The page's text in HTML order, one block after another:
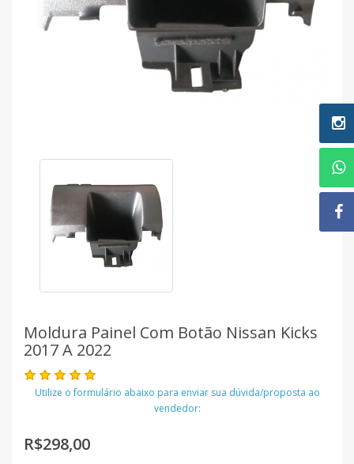
Moldura Painel Com Botão Nissan Kicks
2017 A 2022
Utilize o formulário abaixo para enviar sua dúvida/proposta ao
vendedor:
R$298,00